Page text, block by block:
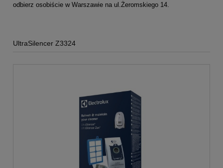
odbierz osobiście w Warszawie na ul.Żeromskiego 14.
UltraSilencer Z3324